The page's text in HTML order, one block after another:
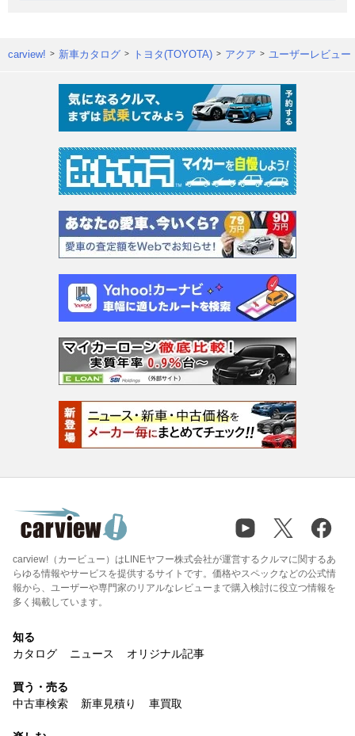
carview! 新車カタログ トヨタ(TOYOTA) アクア ユーザーレビュー
carview!（カービュー）はLINEヤフー株式会社が運営するクルマに関するあ
らゆる情報やサービスを提供するサイトです。価格やスペックなどの公式情
報から、ユーザーや専門家のリアルなレビューまで購入検討に役立つ情報を
多く掲載しています。
知る
カタログ
ニュース オリジナル記事
買う・売る
中古車検索
新車見積り 車買取